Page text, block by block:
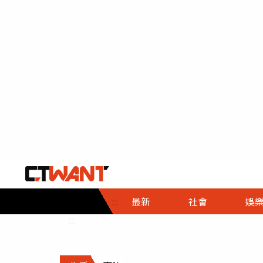
::: 最新 社會
社會首頁
時事
調查
娛樂
娛樂首頁
即時
財經首頁
熱線
政